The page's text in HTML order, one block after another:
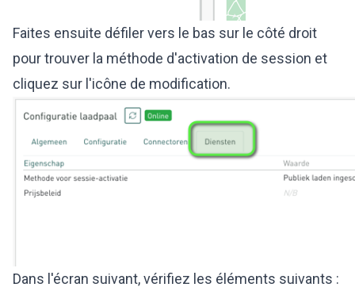
Faites ensuite défiler vers le bas sur le côté droit
pour trouver la méthode d'activation de session et
cliquez sur l'icône de modification.
Dans l'écran suivant, vérifiez les éléments suivants :